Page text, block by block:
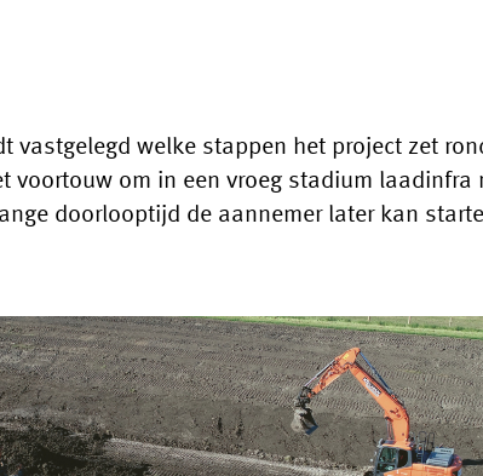
vastgelegd welke stappen het project zet
voortouw om in een vroeg stadium laadinfra
doorlooptijd de aannemer later kan